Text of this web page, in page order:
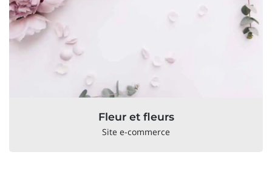
Fleur et fleurs
Site e-commerce